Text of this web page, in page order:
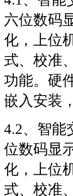
六位数码
化，上位
式、校准
功能。硬
嵌入安装
4.2、智能
位数码显
化，上位
式、校准